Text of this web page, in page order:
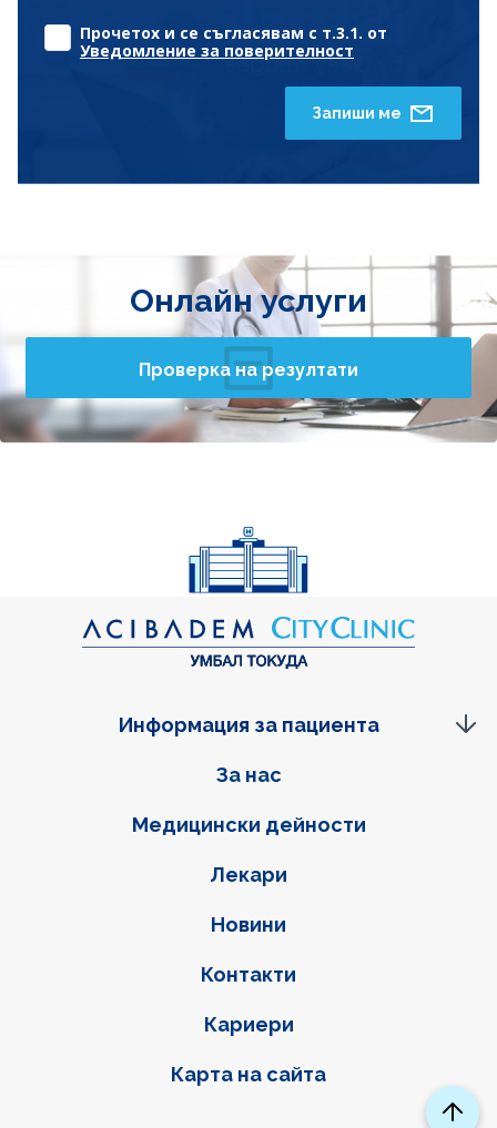
Прочетох и се съгласявам с т.3.1. от
Уведомление за поверителност
Запиши ме
Онлайн услуги
Проверка на резултати
Фуутер навигация
За нас
Медицински дейности
Лекари
Новини
Контакти
Кариери
Карта на сайта
Информация за пациента